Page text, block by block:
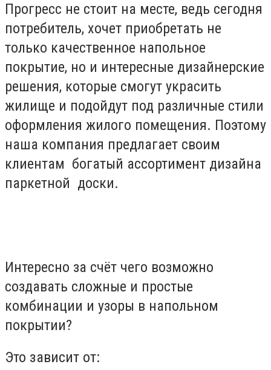
Прогресс не стоит на месте, ведь сегодня
потребитель, хочет приобретать не
только качественное напольное
покрытие, но и интересные дизайнерские
решения, которые смогут украсить
жилище и подойдут под различные стили
оформления жилого помещения. Поэтому
наша компания предлагает своим
клиентам богатый ассортимент дизайна
паркетной доски.
Интересно за счёт чего возможно
создавать сложные и простые
комбинации и узоры в напольном
покрытии?
Это зависит от: